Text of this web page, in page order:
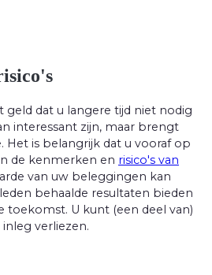
dat u langere tijd niet nodig
interessant zijn, maar brengt
Het is belangrijk dat u vooraf op
de kenmerken en risico's van
van uw beleggingen kan
behaalde resultaten bieden
toekomst. U kunt (een deel van)
inleg verliezen.